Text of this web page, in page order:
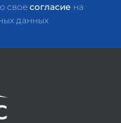
свое согласие на
данных